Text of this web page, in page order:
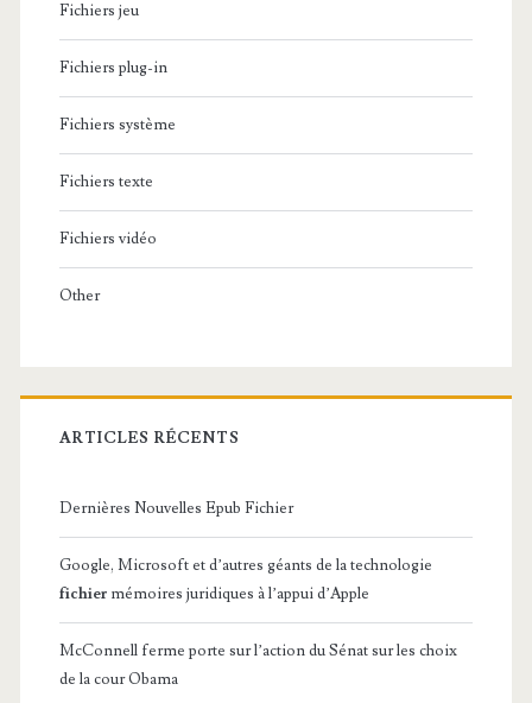
Fichiers jeu
Fichiers plug-in
Fichiers système
Fichiers texte
Fichiers vidéo
Other
ARTICLES RÉCENTS
Dernières Nouvelles Epub Fichier
Google, Microsoft et d’autres géants de la technologie
fichier mémoires juridiques à l’appui d’Apple
McConnell ferme porte sur l’action du Sénat sur les choix
de la cour Obama